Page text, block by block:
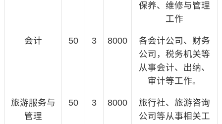
保养、维修与管理
工作
会计 50 3 8000
各会计公司、财务
公司，税务机关等
从事会计、出纳、
审计等工作。
旅游服务与
管理
50 3 8000
旅行社、旅游咨询
公司等从事相关工